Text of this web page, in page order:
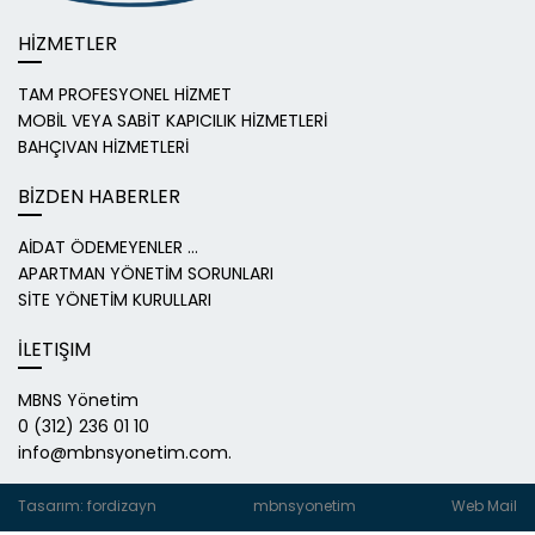
HİZMETLER
TAM PROFESYONEL HİZMET
MOBİL VEYA SABİT KAPICILIK HİZMETLERİ
BAHÇIVAN HİZMETLERİ
BİZDEN HABERLER
AİDAT ÖDEMEYENLER ...
APARTMAN YÖNETİM SORUNLARI
SİTE YÖNETİM KURULLARI
İLETIŞIM
MBNS Yönetim
0 (312) 236 01 10
info@mbnsyonetim.com.
Tasarım: fordizayn mbnsyonetim Web Mail